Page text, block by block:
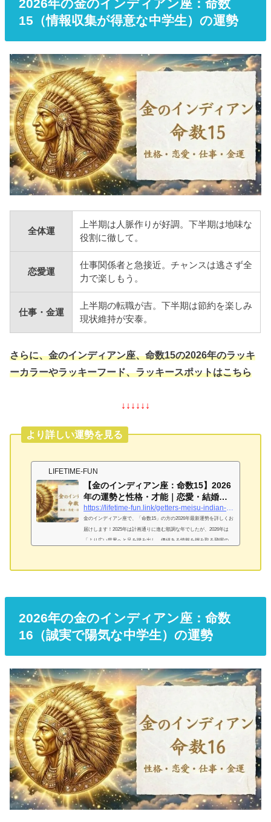
2026年の金のインディアン座：命数
15（情報収集が得意な中学生）の運勢
全体運
上半期は人脈作りが好調。下半期は地味な
役割に徹して。
恋愛運
仕事関係者と急接近。チャンスは逃さず全
力で楽しもう。
仕事・金運
上半期の転職が吉。下半期は節約を楽しみ
現状維持が安泰。
さらに、金のインディアン座、命数15の2026年のラッキ
ーカラーやラッキーフード、ラッキースポットはこちら
↓↓↓↓↓↓
より詳しい運勢を見る
LIFETIME-FUN
【金のインディアン座：命数15】2026
年の運勢と性格・才能｜恋愛・結婚・
金運を完...
金のインディアン座で、「命数15」の方の2026年最新運勢を詳しくお
届けします！2025年は計画通りに進む順調な年でしたが、2026年は
「より広い世界へと足を踏み出し、価値ある情報を掴み取る飛躍の
2026年の金のインディアン座：命数
16（誠実で陽気な中学生）の運勢